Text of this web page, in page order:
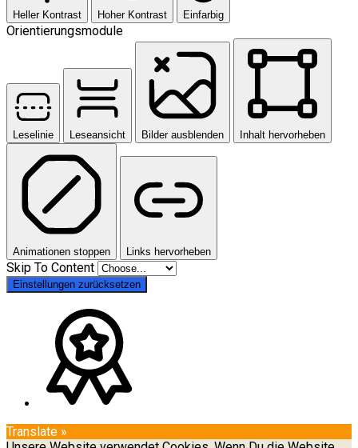
Heller Kontrast Hoher Kontrast Einfarbig
Orientierungsmodule
Leselinie Leseansicht Bilder ausblenden Inhalt hervorheben
Animationen stoppen Links hervorheben
Skip To Content
Einstellungen zurücksetzen
Translate »